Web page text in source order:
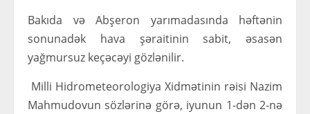
Bakıda və Abşeron yarımadasında həftənin
sonunadək hava şəraitinin sabit, əsasən
yağmursuz keçəcəyi gözlənilir.
Milli Hidrometeorologiya Xidmətinin rəisi Nazim
Mahmudovun sözlərinə görə, iyunun 1-dən 2-nə